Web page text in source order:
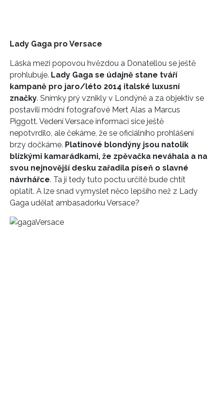
Lady Gaga pro Versace
Láska mezi popovou hvězdou a Donatellou se ještě
prohlubuje. Lady Gaga se údajně stane tváří
kampaně pro jaro/léto 2014 italské luxusní
značky. Snímky prý vznikly v Londýně a za objektiv se
postavili módní fotografové Mert Alas a Marcus
Piggott. Vedení Versace informaci sice ještě
nepotvrdilo, ale čekáme, že se oficiálního prohlášení
brzy dočkáme. Platinové blondýny jsou natolik
blízkými kamarádkami, že zpěvačka neváhala a na
svou nejnovější desku zařadila píseň o slavné
návrhářce. Ta jí tedy tuto poctu určitě bude chtít
oplatit. A lze snad vymyslet něco lepšího než z Lady
Gaga udělat ambasadorku Versace?